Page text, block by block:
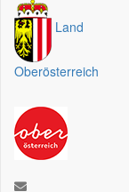
Land
Oberösterreich